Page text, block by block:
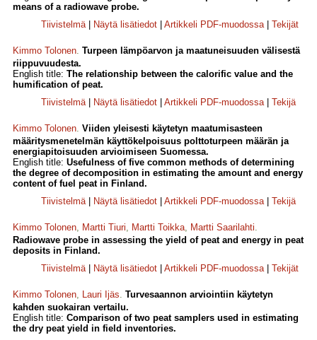
means of a radiowave probe.
Tiivistelmä| Näytä lisätiedot Artikkeli PDF-muodossa| Tekijät
Kimmo Tolonen. Turpeen lämpöarvon ja maatuneisuuden välisestä
riippuvuudesta.
English title: The relationship between the calorific value and the
humification of peat.
Tiivistelmä| Näytä lisätiedot Artikkeli PDF-muodossa| Tekijä
Kimmo Tolonen. Viiden yleisesti käytetyn maatumisasteen
määritysmenetelmän käyttökelpoisuus polttoturpeen määrän ja
energiapitoisuuden arvioimiseen Suomessa.
English title: Usefulness of five common methods of determining
the degree of decomposition in estimating the amount and energy
content of fuel peat in Finland.
Tiivistelmä| Näytä lisätiedot Artikkeli PDF-muodossa| Tekijä
Kimmo Tolonen, Martti Tiuri, Martti Toikka, Martti Saarilahti.
Radiowave probe in assessing the yield of peat and energy in peat
deposits in Finland.
Tiivistelmä| Näytä lisätiedot Artikkeli PDF-muodossa| Tekijät
Kimmo Tolonen, Lauri Ijäs. Turvesaannon arviointiin käytetyn
kahden suokairan vertailu.
English title: Comparison of two peat samplers used in estimating
the dry peat yield in field inventories.